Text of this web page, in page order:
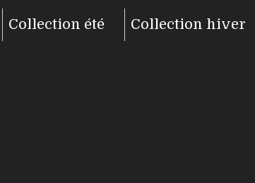
Collection été Collection hiver